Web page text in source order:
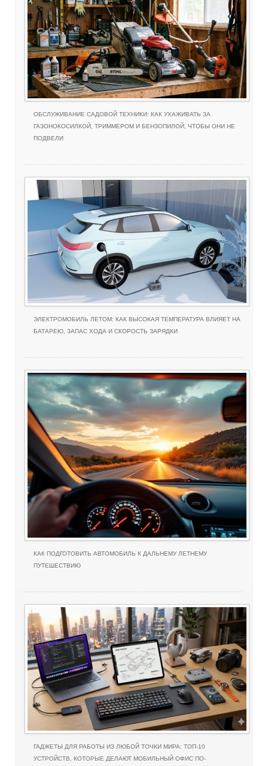
ОБСЛУЖИВАНИЕ САДОВОЙ ТЕХНИКИ: КАК УХАЖИВАТЬ ЗА
ГАЗОНОКОСИЛКОЙ, ТРИММЕРОМ И БЕНЗОПИЛОЙ, ЧТОБЫ ОНИ НЕ
ПОДВЕЛИ
ЭЛЕКТРОМОБИЛЬ ЛЕТОМ: КАК ВЫСОКАЯ ТЕМПЕРАТУРА ВЛИЯЕТ НА
БАТАРЕЮ, ЗАПАС ХОДА И СКОРОСТЬ ЗАРЯДКИ
КАК ПОДГОТОВИТЬ АВТОМОБИЛЬ К ДАЛЬНЕМУ ЛЕТНЕМУ
ПУТЕШЕСТВИЮ
ГАДЖЕТЫ ДЛЯ РАБОТЫ ИЗ ЛЮБОЙ ТОЧКИ МИРА: ТОП-10
УСТРОЙСТВ, КОТОРЫЕ ДЕЛАЮТ МОБИЛЬНЫЙ ОФИС ПО-